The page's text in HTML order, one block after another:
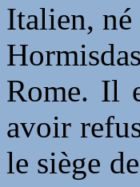
Italien, né
Rome. Il
avoir
le siège